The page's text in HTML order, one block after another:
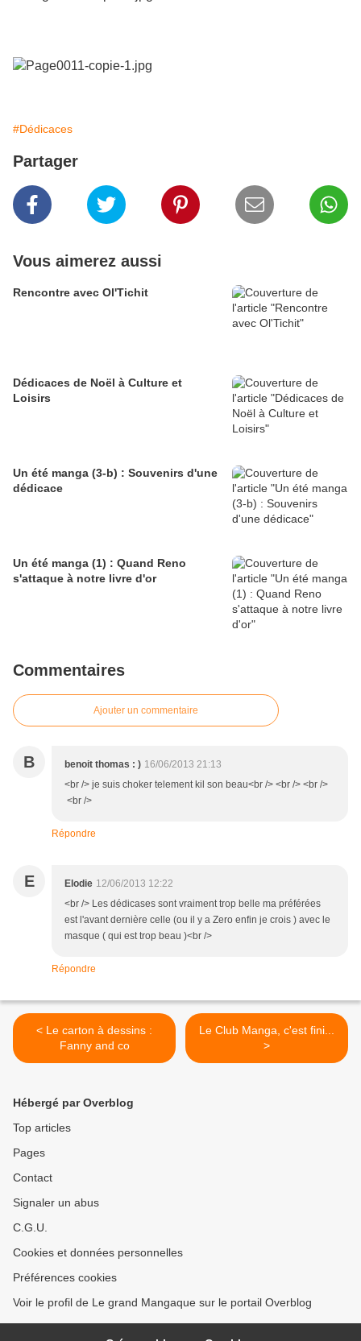
#Dédicaces
Partager
Vous aimerez aussi
Rencontre avec Ol'Tichit
Dédicaces de Noël à Culture et
Loisirs
Un été manga (3-b) : Souvenirs d'une
dédicace
Un été manga (1) : Quand Reno
s'attaque à notre livre d'or
Commentaires
Ajouter un commentaire
B benoit thomas : ) 16/06/2013 21:13
<br /> je suis choker telement kil son beau<br /> <br /> <br />
<br />
Répondre
E Elodie 12/06/2013 12:22
<br /> Les dédicases sont vraiment trop belle ma préférées
est l'avant dernière celle (ou il y a Zero enfin je crois ) avec le
masque ( qui est trop beau )<br />
Répondre
< Le carton à dessins :
Fanny and co
Le Club Manga, c'est fini...
>
Hébergé par Overblog
Top articles
Pages
Contact
Signaler un abus
C.G.U.
Cookies et données personnelles
Préférences cookies
Voir le profil de Le grand Mangaque sur le portail Overblog